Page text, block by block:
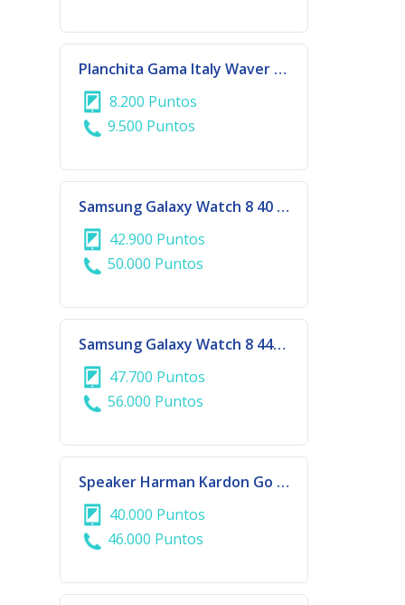
Planchita Gama Italy Waver & Brush | 928/3690
8.200 Puntos
9.500 Puntos
Samsung Galaxy Watch 8 40 mm Graphite
42.900 Puntos
50.000 Puntos
Samsung Galaxy Watch 8 44mm Silver
47.700 Puntos
56.000 Puntos
Speaker Harman Kardon Go + Play 3 Bluetooth
40.000 Puntos
46.000 Puntos